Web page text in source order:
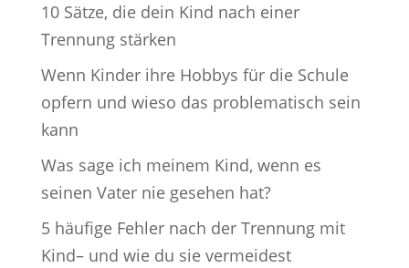
10 Sätze, die dein Kind nach einer
Trennung stärken
Wenn Kinder ihre Hobbys für die Schule
opfern und wieso das problematisch sein
kann
Was sage ich meinem Kind, wenn es
seinen Vater nie gesehen hat?
5 häufige Fehler nach der Trennung mit
Kind– und wie du sie vermeidest